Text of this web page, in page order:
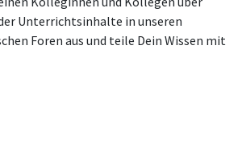
Unterrichtsinhalte in unseren
Foren aus und teile Dein Wissen mit